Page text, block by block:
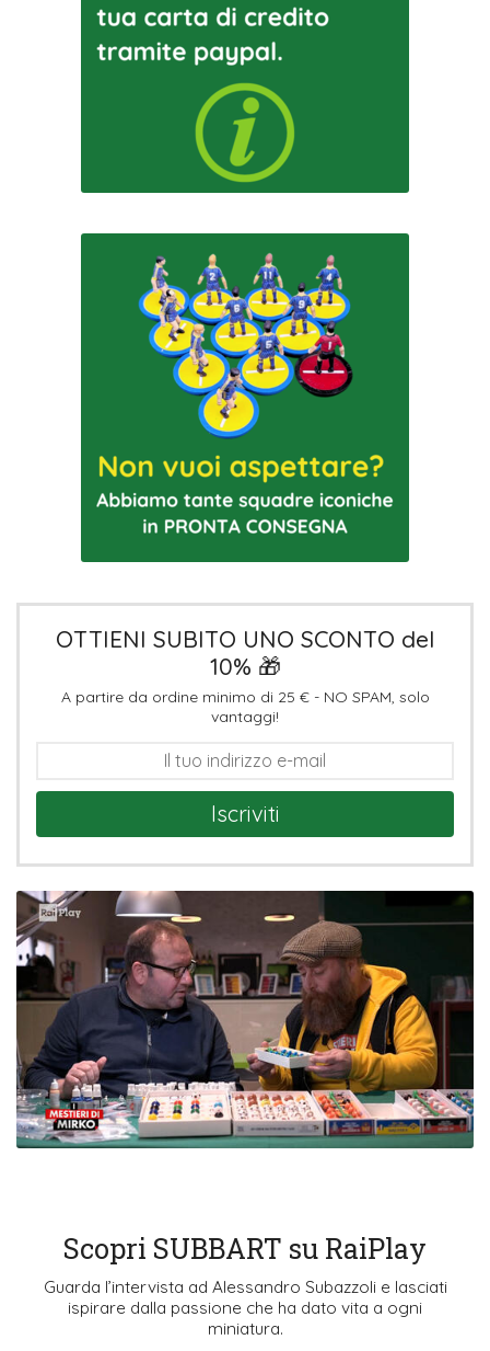
OTTIENI SUBITO UNO SCONTO del
10% 🎁
A partire da ordine minimo di 25 € - NO SPAM, solo
vantaggi!
Iscriviti
Scopri SUBBART su RaiPlay
Guarda l’intervista ad Alessandro Subazzoli e lasciati
ispirare dalla passione che ha dato vita a ogni
miniatura.